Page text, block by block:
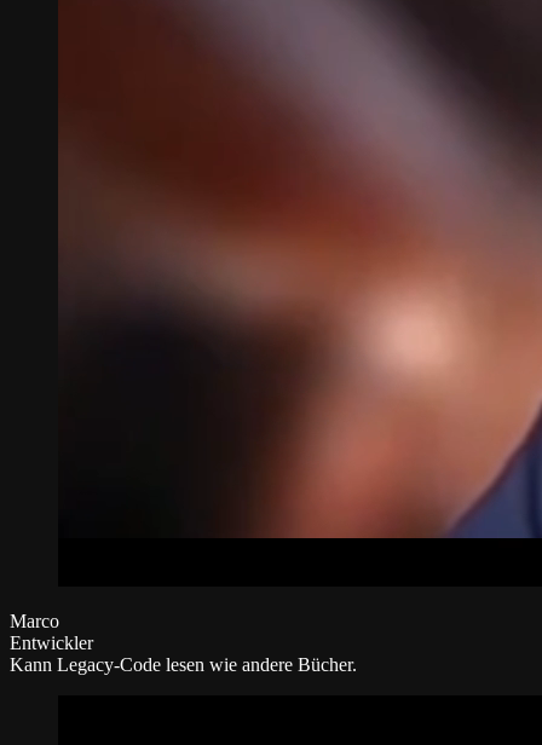
Marco
Entwickler
Kann Legacy-Code lesen wie andere Bücher.